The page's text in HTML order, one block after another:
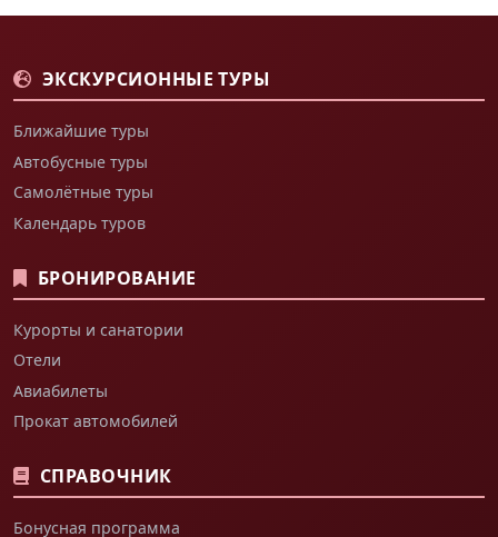
ЭКСКУРСИОННЫЕ ТУРЫ
Ближайшие туры
Автобусные туры
Самолётные туры
Календарь туров
БРОНИРОВАНИЕ
Курорты и санатории
Отели
Авиабилеты
Прокат автомобилей
СПРАВОЧНИК
Бонусная программа